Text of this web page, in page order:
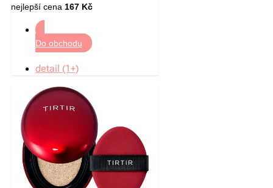
nejlepší cena 167 Kč
Do obchodu
detail (1+)